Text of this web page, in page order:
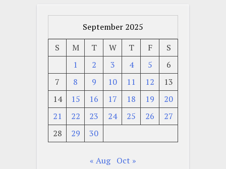
September 2025
S
M T W T F
S
1
2 3 4 5
6
7
8 9 10 11 12
13
14
15 16 17 18 19
20
21
22 23 24 25 26
27
28
29 30
« Aug Oct »